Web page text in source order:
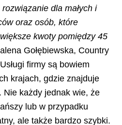
dla małych i
oraz osób, które
kwoty pomiędzy 45
Gołębiewska, Country
firmy są bowiem
krajach, gdzie znajduje
Nie każdy jednak wie, że
lub w przypadku
ale także bardzo szybki.